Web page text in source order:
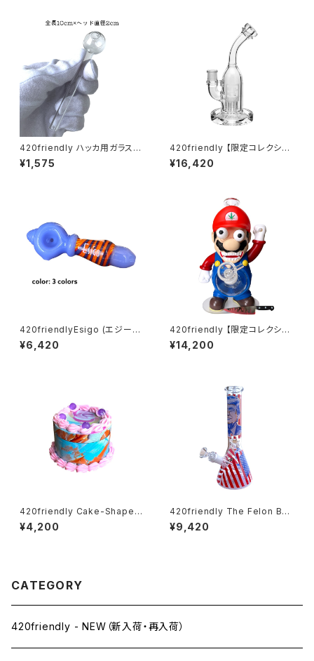
420friendly ハッカ用ガラスパ
イプ 10cm (ヘッド2cm)
¥1,575
420friendly 【限定コレクショ
ン】EG Glass Tree Perc Diff
user Dab Rig / ガラスボング
¥16,420
420friendlyEsigo (エジーゴ)
-ウィグワグ ガラスパイプ
¥6,420
420friendly 【限定コレクショ
ン】Killer Plumber Resin & G
lass Bong / キラープラマー ボ
¥14,200
420friendly Cake-Shaped
Metal Grinder (4層構造）グラ
インダー
¥4,200
420friendly The Felon Bea
ker Bong - ガラスボング（26c
m）
¥9,420
CATEGORY
420friendly - NEW（新入荷・再入荷）